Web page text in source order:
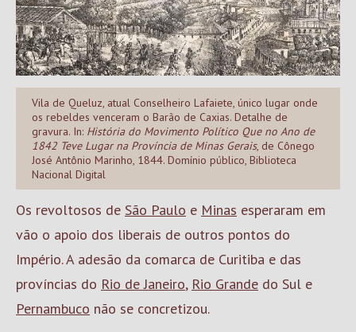
Vila de Queluz, atual Conselheiro Lafaiete, único lugar onde
os rebeldes venceram o Barão de Caxias. Detalhe de
gravura. In: História do Movimento Político Que no Ano de
1842 Teve Lugar na Província de Minas Gerais, de Cônego
José Antônio Marinho, 1844. Domínio público, Biblioteca
Nacional Digital
Os revoltosos de São Paulo e Minas esperaram em
vão o apoio dos liberais de outros pontos do
Império. A adesão da comarca de Curitiba e das
províncias do Rio de Janeiro, Rio Grande do Sul e
Pernambuco não se concretizou.